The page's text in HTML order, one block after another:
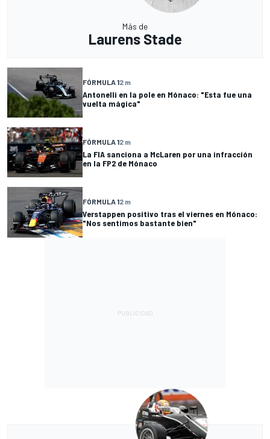
Más de
Laurens Stade
FÓRMULA 12 m
Antonelli en la pole en Mónaco: "Esta fue una
vuelta mágica"
FÓRMULA 12 m
La FIA sanciona a McLaren por una infracción
en la FP2 de Mónaco
FÓRMULA 12 m
Verstappen positivo tras el viernes en Mónaco:
"Nos sentimos bastante bien"